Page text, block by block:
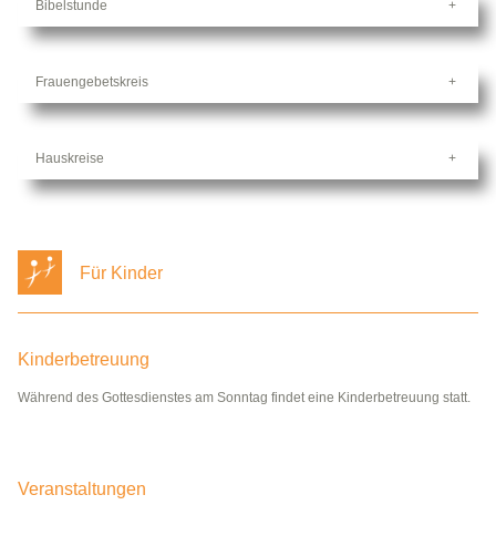
Bibelstunde
Frauengebetskreis
Hauskreise
Für Kinder
Kinderbetreuung
Während des Gottesdienstes am Sonntag findet eine Kinderbetreuung statt.
Veranstaltungen